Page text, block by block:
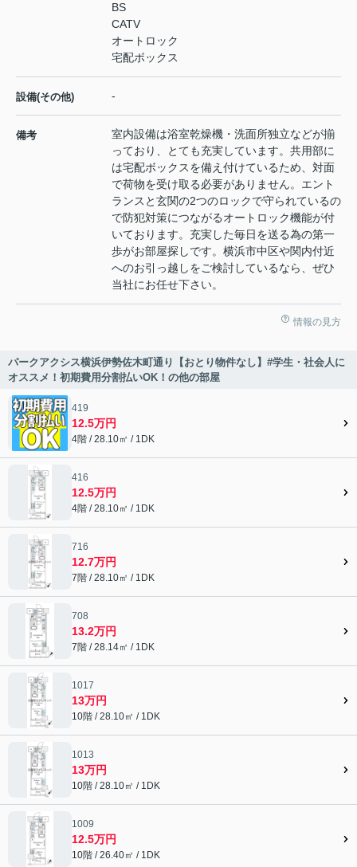
BS
CATV
オートロック
宅配ボックス
設備(その他) -
備考
室内設備は浴室乾燥機・洗面所独立などが揃
っており、とても充実しています。共用部に
は宅配ボックスを備え付けているため、対面
で荷物を受け取る必要がありません。エント
ランスと玄関の2つのロックで守られているの
で防犯対策につながるオートロック機能が付
いております。充実した毎日を送る為の第一
歩がお部屋探しです。横浜市中区や関内付近
へのお引っ越しをご検討しているなら、ぜひ
当社にお任せ下さい。
情報の見方
パークアクシス横浜伊勢佐木町通り【おとり物件なし】#学生・社会人に
オススメ！初期費用分割払いOK！の他の部屋
419
12.5万円
4階 / 28.10㎡ / 1DK
416
12.5万円
4階 / 28.10㎡ / 1DK
716
12.7万円
7階 / 28.10㎡ / 1DK
708
13.2万円
7階 / 28.14㎡ / 1DK
1017
13万円
10階 / 28.10㎡ / 1DK
1013
13万円
10階 / 28.10㎡ / 1DK
1009
12.5万円
10階 / 26.40㎡ / 1DK